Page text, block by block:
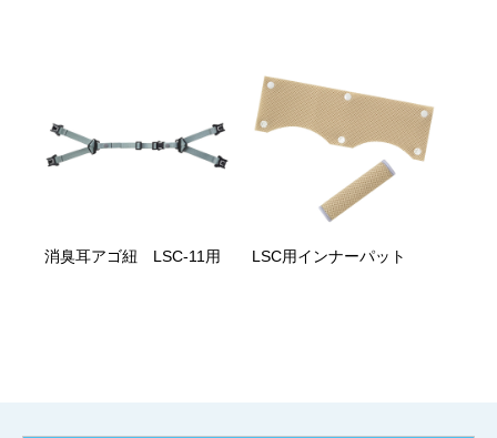
消臭耳アゴ紐 LSC-11用 LSC用インナーパット